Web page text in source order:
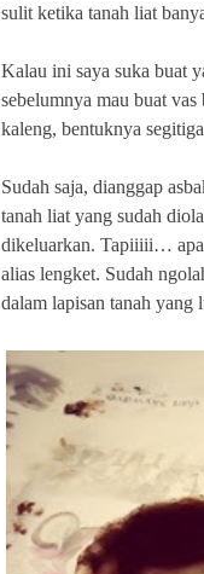
sulit ketika tanah liat
Kalau ini saya suka buat
sebelumnya mau buat
kaleng, bentuknya
Sudah saja, dianggap
tanah liat yang sudah
dikeluarkan. Tapiiiii… apa
alias lengket. Sudah
dalam lapisan tanah yang